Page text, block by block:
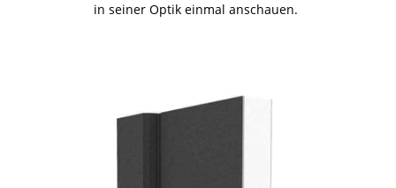
in seiner Optik einmal anschauen.